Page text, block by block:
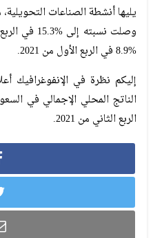
يليها أنشطة الصناعات
وصلت
%8.9 في الربع الأول من 2021.
إليكم نظرة في الإنفوغرافيك
الربع الثاني من 2021.